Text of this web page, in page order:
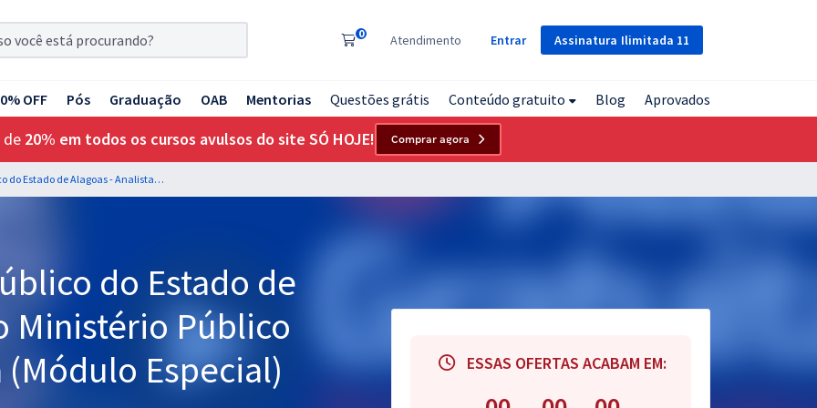
Assinatura Ilimitada 11
0 Atendimento Entrar
OFF Pós Graduação OAB Mentorias Questões grátis Conteúdo gratuito Blog Aprovados
de 20% em todos os cursos avulsos do site SÓ HOJE! Comprar agora
MP AL - Ministério Público do Estado de Alagoas - Analista do Ministério Público - Área de Pedagogia (Módulo Especial)
do Estado de
Ministério Público
Especial)
ESSAS OFERTAS ACABAM EM: